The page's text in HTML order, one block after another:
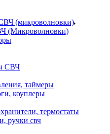
(микроволновки)
(Микроволновки)
СВЧ
таймеры
коуплеры
термостаты
ручки свч